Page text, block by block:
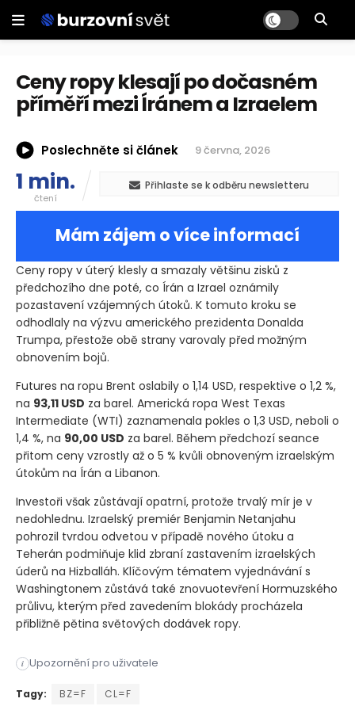
Ceny ropy klesají po dočasném
příměří mezi Íránem a Izraelem
Poslechněte si článek 9 června, 2026
1 min.
čtení
Přihlaste se k odběru newsletteru
Mám zájem o více informací
Ceny ropy v úterý klesly a smazaly většinu zisků z
předchozího dne poté, co Írán a Izrael oznámily
pozastavení vzájemných útoků. K tomuto kroku se
odhodlaly na výzvu amerického prezidenta Donalda
Trumpa, přestože obě strany varovaly před možným
obnovením bojů.
Futures na ropu Brent oslabily o 1,14 USD, respektive o 1,2 %,
na 93,11 USD za barel. Americká ropa West Texas
Intermediate (WTI) zaznamenala pokles o 1,3 USD, neboli o
1,4 %, na 90,00 USD za barel. Během předchozí seance
přitom ceny vzrostly až o 5 % kvůli obnoveným izraelským
útokům na Írán a Libanon.
Investoři však zůstávají opatrní, protože trvalý mír je v
nedohlednu. Izraelský premiér Benjamin Netanjahu
pohrozil tvrdou odvetou v případě nového útoku a
Teherán podmiňuje klid zbraní zastavením izraelských
úderů na Hizballáh. Klíčovým tématem vyjednávání s
Washingtonem zůstává také znovuotevření Hormuzského
průlivu, kterým před zavedením blokády procházela
přibližně pětina světových dodávek ropy.
i Upozornění pro uživatele
Ceny ropy v úterý klesly a smazaly většinu zisků z
Tagy: BZ=F CL=F